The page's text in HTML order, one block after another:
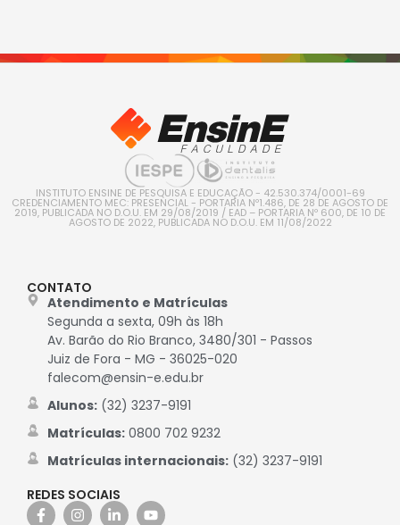
INSTITUTO ENSINE DE PESQUISA E EDUCAÇÃO - 42.530.374/0001-69
CREDENCIAMENTO MEC: PRESENCIAL - PORTARIA Nº1.486, DE 28 DE AGOSTO DE
2019, PUBLICADA NO D.O.U. EM 29/08/2019 / EAD – PORTARIA Nº 600, DE 10 DE
AGOSTO DE 2022, PUBLICADA NO D.O.U. EM 11/08/2022
CONTATO
Atendimento e Matrículas
Segunda a sexta, 09h às 18h
Av. Barão do Rio Branco, 3480/301 - Passos
Juiz de Fora - MG - 36025-020
falecom@ensin-e.edu.br
Alunos:(32) 3237-9191
Matrículas:0800 702 9232
Matrículas internacionais:(32) 3237-9191
REDES SOCIAIS